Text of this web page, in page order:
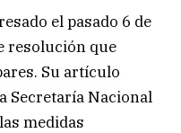
el pasado 6 de
resolución que
Su artículo
Secretaría Nacional
medidas